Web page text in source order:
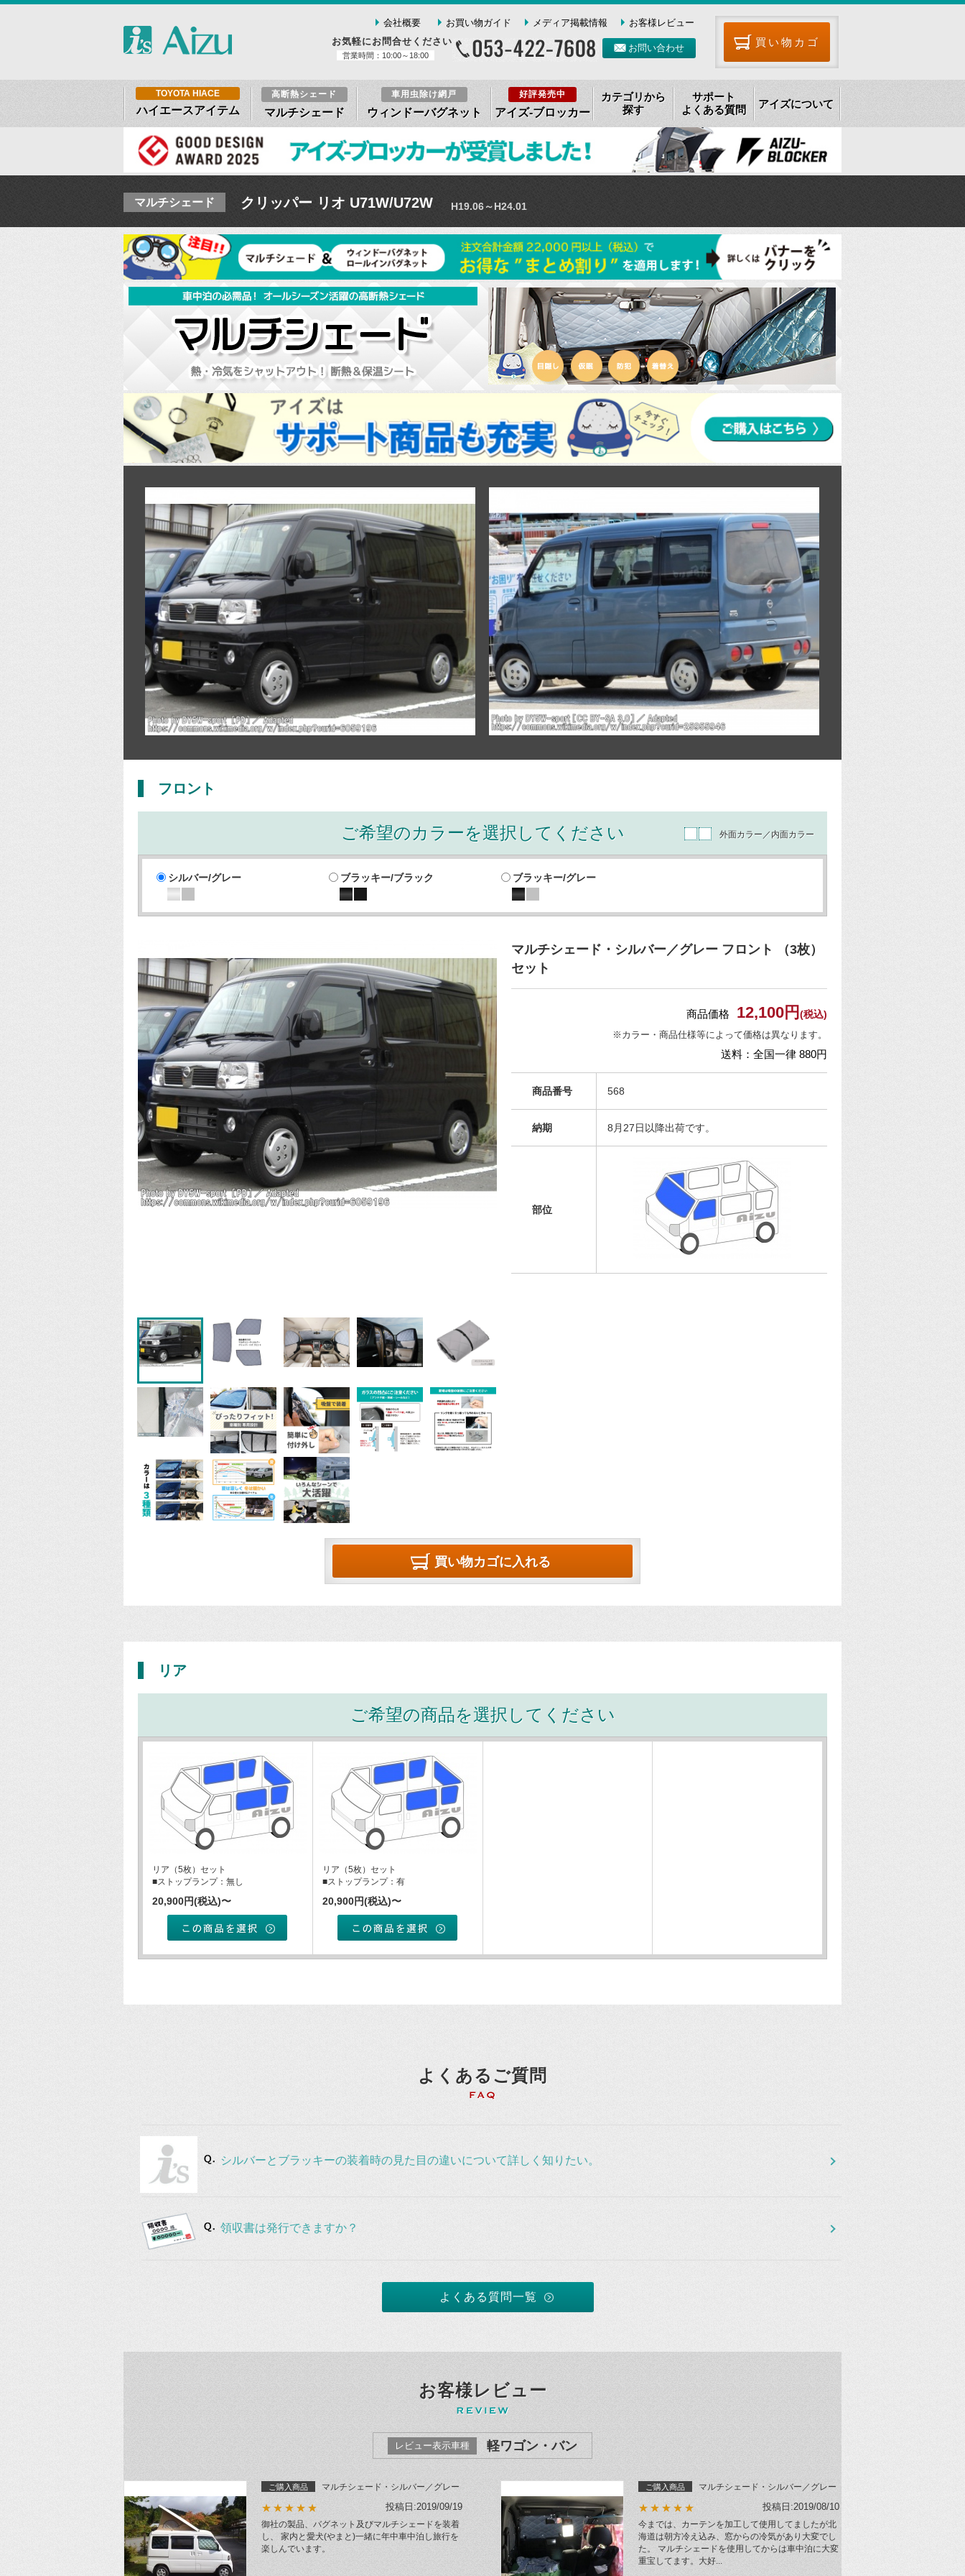
会社概要 お買い物ガイド メディア掲載情報
お客様レビュー
お気軽にお問合せください
営業時間：10:00～18:00
お問い合わせ 買い物カゴ
TOYOTA HIACE
ハイエースアイテム
高断熱シェード
マルチシェード
車用虫除け網戸
ウィンドーバグネット
好評発売中
アイズ-ブロッカー
カテゴリから
探す
サポート
よくある質問
アイズについて
マルチシェード クリッパー リオ U71W/U72W H19.06～H24.01
フロント
ご希望のカラーを選択してください 外面カラー／内面カラー
シルバー/グレー ブラッキー/ブラック ブラッキー/グレー
マルチシェード・シルバー／グレー フロント （3枚）
セット
商品価格 12,100円 (税込)
※カラー・商品仕様等によって価格は異なります。
送料：全国一律 880円
商品番号 568
納期 8月27日以降出荷です。
部位
買い物カゴに入れる
リア
ご希望の商品を選択してください
リア（5枚）セット
■ストップランプ：無し
20,900円(税込)〜
リア（5枚）セット
■ストップランプ：有
20,900円(税込)〜
よくあるご質問
シルバーとブラッキーの装着時の見た目の違いについて詳しく知りたい。
領収書は発行できますか？
よくある質問一覧
お客様レビュー
レビュー表示車種 軽ワゴン・バン
ご購入商品 マルチシェード・シルバー／グレー
★★★★★ 投稿日:2019/09/19
御社の製品、バグネット及びマルチシェードを装着
し、 家内と愛犬(やまと)一緒に年中車中泊し旅行を
楽しんでいます。
ご購入商品 マルチシェード・シルバー／グレー
★★★★★ 投稿日:2019/08/10
今までは、カーテンを加工して使用してましたが北
海道は朝方冷え込み、窓からの冷気があり大変でし
た。 マルチシェードを使用してからは車中泊に大変
重宝してます。大好...